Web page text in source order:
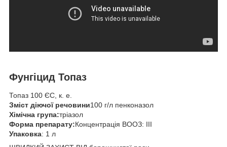
Фунгіцид Топаз
Топаз 100 ЄС, к. е.
Зміст діючої речовини100 г/л пенконазол
Хімічна група:тріазол
Форма препарату:Концентрація ВООЗ: III
Упаковка: 1 л